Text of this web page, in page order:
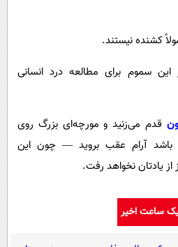
کشنده نیستند.
سموم برای مطالعه درد انسانی
قدم می‌زنید و مورچه‌ای بزرگ روی
باشد آرام عقب بروید — چون این
یادتان نخواهد رفت.
ساعت اخیر